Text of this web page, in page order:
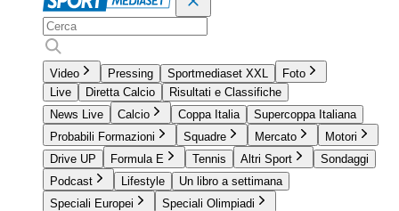
Video Pressing Sportmediaset XXL
Foto
Live
Diretta Calcio
Risultati e Classifiche
News Live
Calcio Coppa Italia
Supercoppa Italiana
Probabili Formazioni
Squadre Mercato
Motori
Drive UP
Formula E Tennis Altri Sport
Sondaggi
Podcast
Lifestyle
Un libro a settimana
Speciali Europei
Speciali Olimpiadi